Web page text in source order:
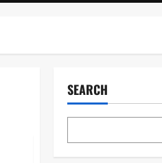
SEARCH